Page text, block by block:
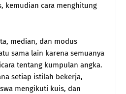
kemudian cara menghitung
median, dan modus
sama lain karena semuanya
tentang kumpulan angka.
setiap istilah bekerja,
mengikuti kuis, dan